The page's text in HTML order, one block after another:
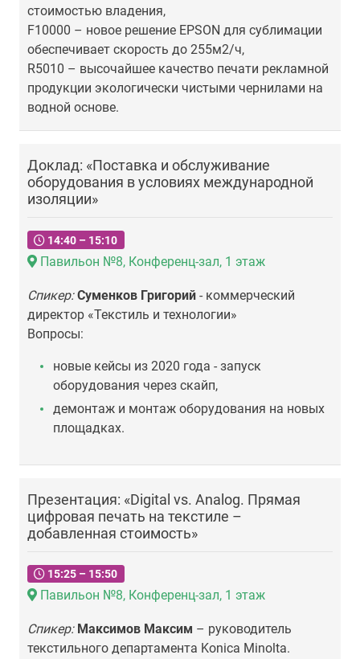
стоимостью владения,
F10000 – новое решение EPSON для сублимации
обеспечивает скорость до 255м2/ч,
R5010 – высочайшее качество печати рекламной
продукции экологически чистыми чернилами на
водной основе.
Доклад: «Поставка и обслуживание
оборудования в условиях международной
изоляции»
14:40 – 15:10
Павильон №8, Конференц-зал, 1 этаж
Спикер: Суменков Григорий - коммерческий
директор «Текстиль и технологии»
Вопросы:
новые кейсы из 2020 года - запуск
оборудования через скайп,
демонтаж и монтаж оборудования на новых
площадках.
Презентация: «Digital vs. Analog. Прямая
цифровая печать на текстиле –
добавленная стоимость»
15:25 – 15:50
Павильон №8, Конференц-зал, 1 этаж
Спикер: Максимов Максим – руководитель
текстильного департамента Konica Minolta.